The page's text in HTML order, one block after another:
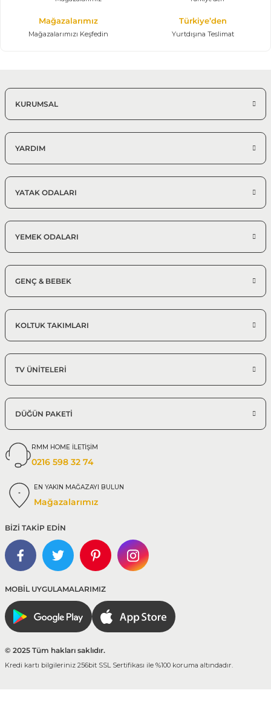
Mağazalarımız
Mağazalarımızı Keşfedin
Türkiye’den
Yurtdışına Teslimat
KURUMSAL
YARDIM
YATAK ODALARI
YEMEK ODALARI
GENÇ & BEBEK
KOLTUK TAKIMLARI
TV ÜNİTELERİ
DÜĞÜN PAKETİ
RMM HOME İLETİŞİM
0216 598 32 74
EN YAKIN MAĞAZAYI BULUN
Mağazalarımız
BİZİ TAKİP EDİN
MOBİL UYGULAMALARIMIZ
© 2025 Tüm hakları saklıdır.
Kredi kartı bilgileriniz 256bit SSL Sertifikası ile %100 koruma altındadır.